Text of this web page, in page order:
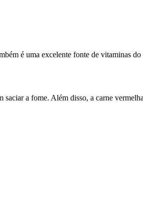
é uma excelente fonte de vitaminas
a fome. Além disso, a carne